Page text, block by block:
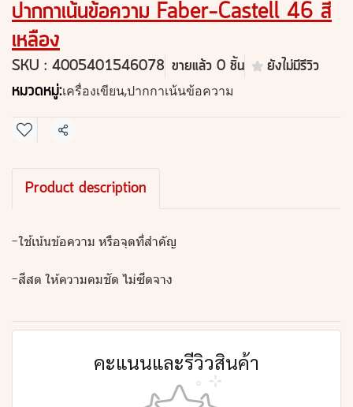
ปากกาเน้นข้อความ Faber-Castell 46 สี
เหลือง
SKU : 4005401546078 ขายแล้ว 0 ชิ้น ยังไม่มีรีวิว
หมวดหมู่:เครื่องเขียน,ปากกาเน้นข้อความ
แชร์
Product description
-ใช้เน้นข้อความ หรือจุดที่สำคัญ
-สีสด ให้ความคมชัด ไม่ซีดจาง
คะแนนและรีวิวสินค้า